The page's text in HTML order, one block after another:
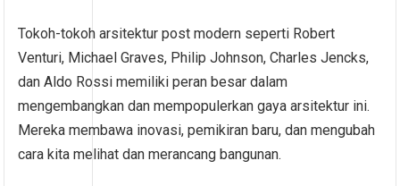
Tokoh-tokoh arsitektur post modern seperti Robert
Venturi, Michael Graves, Philip Johnson, Charles Jencks,
dan Aldo Rossi memiliki peran besar dalam
mengembangkan dan mempopulerkan gaya arsitektur ini.
Mereka membawa inovasi, pemikiran baru, dan mengubah
cara kita melihat dan merancang bangunan.